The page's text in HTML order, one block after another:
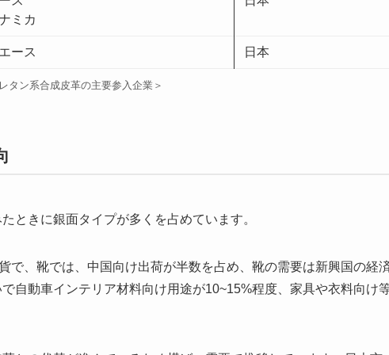
ミカ
ース 日本
タン系合成皮革の主要参入企業＞
ときに銀面タイプが多くを占めています。
で、靴では、中国向け出荷が半数を占め、靴の需要は新興国の経
自動車インテリア材料向け用途が10~15%程度、家具や衣料向け